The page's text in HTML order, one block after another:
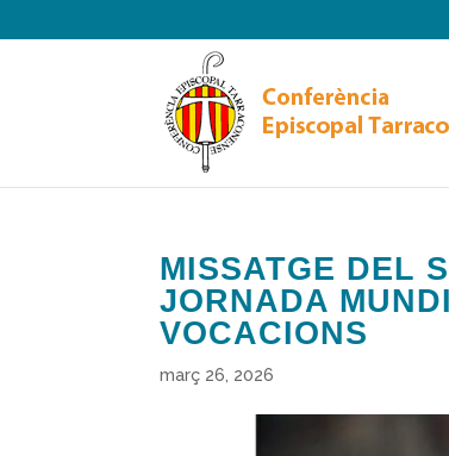
MISSATGE DEL
JORNADA
VOCACIONS
març 26, 2026